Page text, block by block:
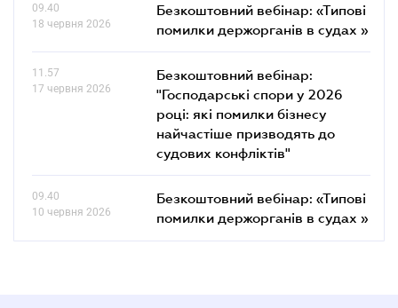
09.40
18 червня 2026
Безкоштовний вебінар: «Типові
помилки держорганів в судах »
11.57
17 червня 2026
Безкоштовний вебінар:
"Господарські спори у 2026
році: які помилки бізнесу
найчастіше призводять до
судових конфліктів"
09.40
10 червня 2026
Безкоштовний вебінар: «Типові
помилки держорганів в судах »